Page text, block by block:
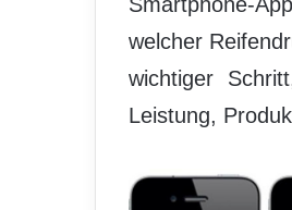
welcher
wichtiger
Leistung,